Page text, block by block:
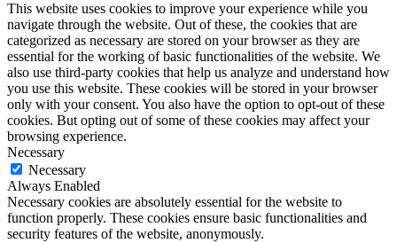
This website uses cookies to improve your experience while you
navigate through the website. Out of these, the cookies that are
categorized as necessary are stored on your browser as they are
essential for the working of basic functionalities of the website. We
also use third-party cookies that help us analyze and understand how
you use this website. These cookies will be stored in your browser
only with your consent. You also have the option to opt-out of these
cookies. But opting out of some of these cookies may affect your
browsing experience.
Necessary
Necessary
Always Enabled
Necessary cookies are absolutely essential for the website to
function properly. These cookies ensure basic functionalities and
security features of the website, anonymously.